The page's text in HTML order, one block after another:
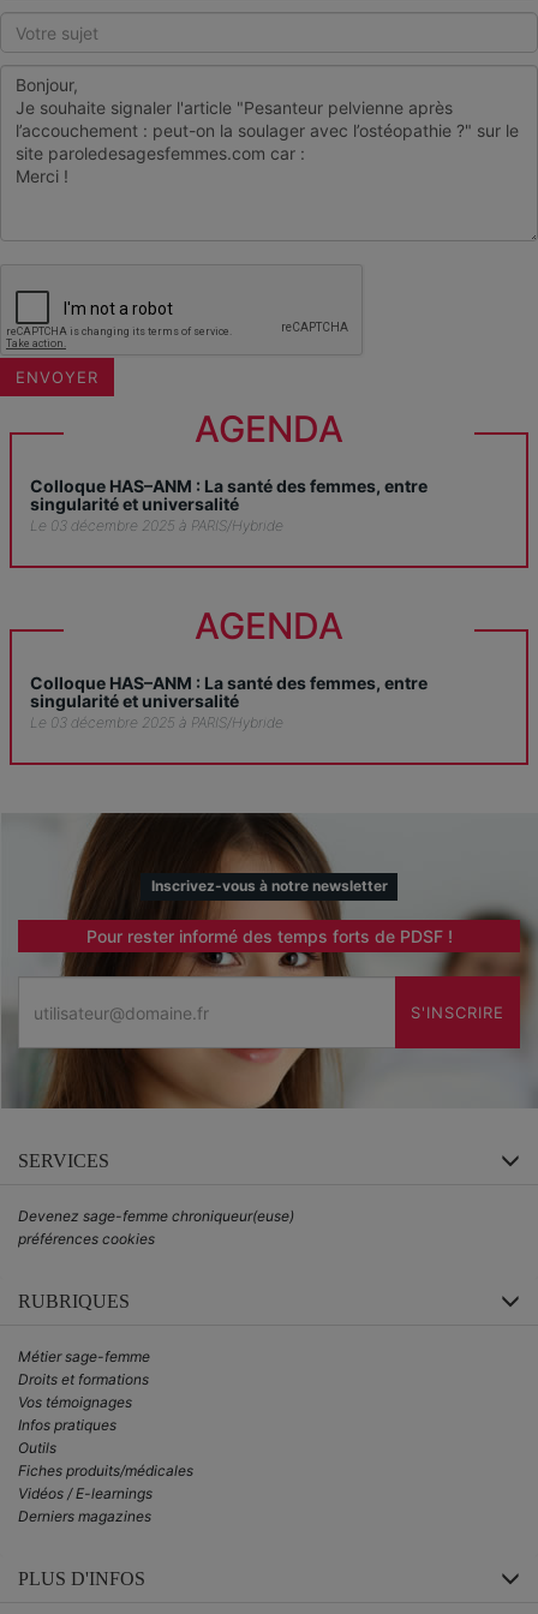
AGENDA
Colloque HAS–ANM : La santé des femmes, entre
singularité et universalité
Le 03 décembre 2025 à PARIS/Hybride
AGENDA
Colloque HAS–ANM : La santé des femmes, entre
singularité et universalité
Le 03 décembre 2025 à PARIS/Hybride
Inscrivez-vous à notre newsletter
Pour rester informé des temps forts de PDSF !
S'INSCRIRE
SERVICES
Devenez sage-femme chroniqueur(euse)
préférences cookies
RUBRIQUES
Métier sage-femme
Droits et formations
Vos témoignages
Infos pratiques
Outils
Fiches produits/médicales
Vidéos / E-learnings
Derniers magazines
PLUS D'INFOS